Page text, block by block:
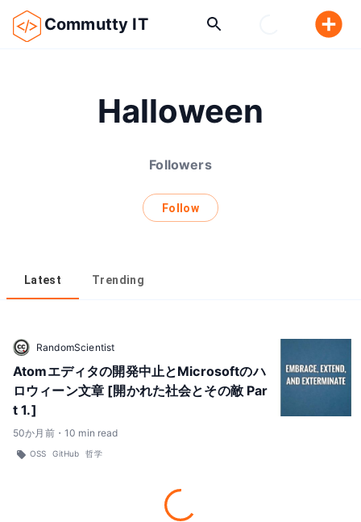
Commutty IT
Halloween
Followers
Follow
Latest Trending
RandomScientist
Atomエディタの開発中止とMicrosoftのハ
ロウィーン文章 [開かれた社会とその敵 Par
t 1.]
50か月前・ 10 min read
OSS GitHub 哲学